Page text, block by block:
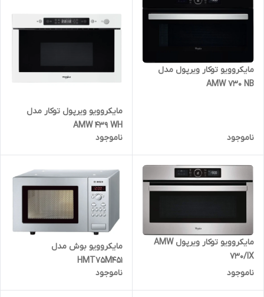
مایکروویو توکار ویرپول مدل
AMW 730 NB
ناموجود
مایکروویو ویرپول توکار مدل
AMW 439 WH
ناموجود
مایکروویو توکار ویرپول AMW
730/IX
ناموجود
مایکروویو بوش مدل
HMT75M451
ناموجود